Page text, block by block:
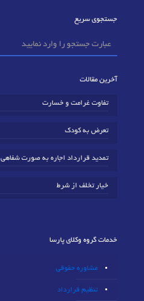
جستجوی سریع
آخرین مقالات
تفاوت غرامت و خسارت
تعرض به کودک
تمدید قرارداد اجاره به صورت شفاهی
خیار تخلف از شرط
خدمات گروه وکلای پارسا
مشاوره حقوقی
تنظیم قرارداد